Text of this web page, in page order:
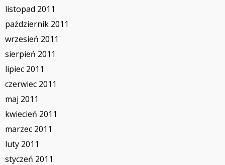
listopad 2011
październik 2011
wrzesień 2011
sierpień 2011
lipiec 2011
czerwiec 2011
maj 2011
kwiecień 2011
marzec 2011
luty 2011
styczeń 2011